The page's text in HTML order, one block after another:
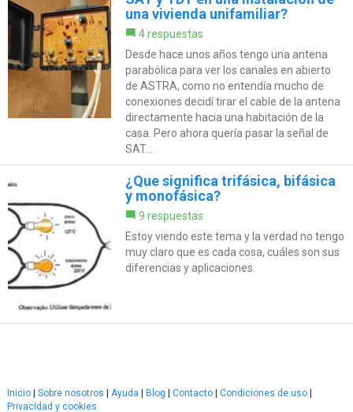
una vivienda unifamiliar?
4 respuestas
Desde hace unos años tengo una antena
parabólica para ver los canales en abierto
de ASTRA, como no entendía mucho de
conexiones decidí tirar el cable de la antena
directamente hacia una habitación de la
casa. Pero ahora quería pasar la señal de
SAT...
¿Que significa trifásica, bifásica
y monofásica?
9 respuestas
Estoy viendo este tema y la verdad no tengo
muy claro que es cada cosa, cuáles son sus
diferencias y aplicaciones.
Inicio Sobre nosotros Ayuda Blog Contacto Condiciones de uso
Privacidad y cookies